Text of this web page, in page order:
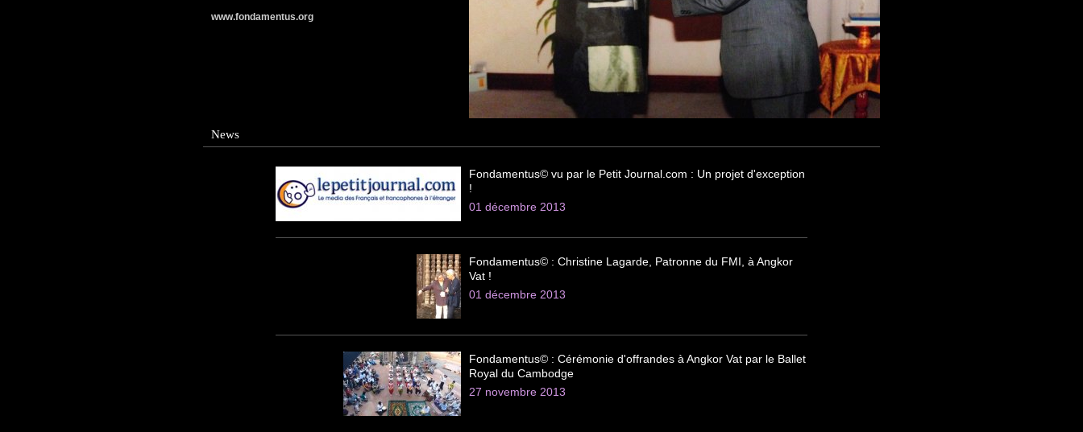
www.fondamentus.org
News
Fondamentus© vu par le Petit Journal.com : Un projet d'exception
!
01 décembre 2013
Fondamentus© : Christine Lagarde, Patronne du FMI, à Angkor
Vat !
01 décembre 2013
Fondamentus© : Cérémonie d'offrandes à Angkor Vat par le Ballet
Royal du Cambodge
27 novembre 2013